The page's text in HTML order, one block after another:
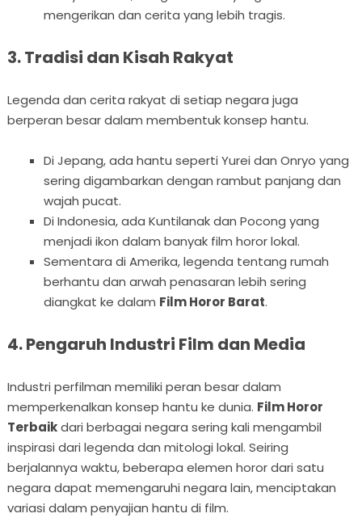
mengerikan dan cerita yang lebih tragis.
3. Tradisi dan Kisah Rakyat
Legenda dan cerita rakyat di setiap negara juga
berperan besar dalam membentuk konsep hantu.
Di Jepang, ada hantu seperti Yurei dan Onryo yang
sering digambarkan dengan rambut panjang dan
wajah pucat.
Di Indonesia, ada Kuntilanak dan Pocong yang
menjadi ikon dalam banyak film horor lokal.
Sementara di Amerika, legenda tentang rumah
berhantu dan arwah penasaran lebih sering
diangkat ke dalam Film Horor Barat.
4. Pengaruh Industri Film dan Media
Industri perfilman memiliki peran besar dalam
memperkenalkan konsep hantu ke dunia. Film Horor
Terbaikdari berbagai negara sering kali mengambil
inspirasi dari legenda dan mitologi lokal. Seiring
berjalannya waktu, beberapa elemen horor dari satu
negara dapat memengaruhi negara lain, menciptakan
variasi dalam penyajian hantu di film.